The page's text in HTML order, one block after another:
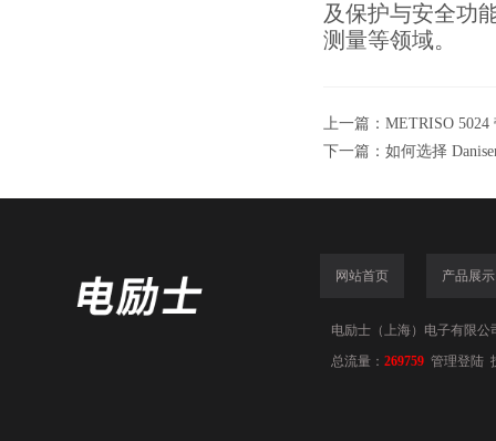
及保护与安全功
测量等领域。
上一篇： METRISO
下一篇： 如何选择
网站首页 产品展示
电励士（上海）电子有限公
总流量： 269759 管理登陆